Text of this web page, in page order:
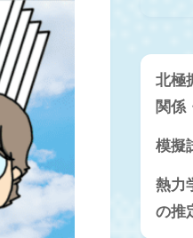
北極
関係
模擬
熱力
の推